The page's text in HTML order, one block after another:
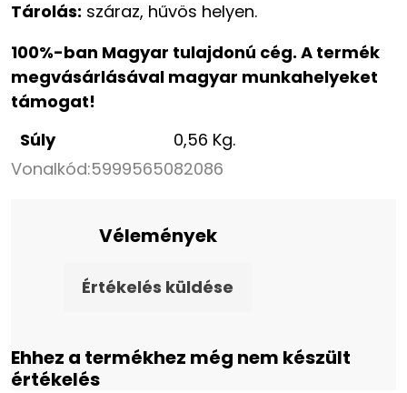
Tárolás: száraz, hűvös helyen.
100%-ban Magyar tulajdonú cég. A termék
megvásárlásával magyar munkahelyeket
támogat!
Súly
0,56 Kg.
Vonalkód:5999565082086
Vélemények
Értékelés küldése
Ehhez a termékhez még nem készült
értékelés